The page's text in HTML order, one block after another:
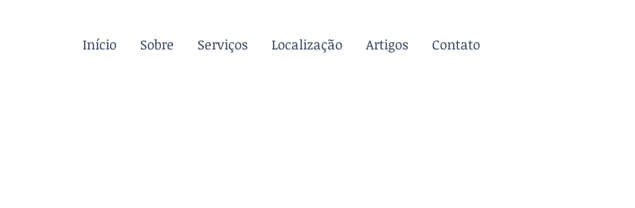
Início Sobre Serviços Localização Artigos Contato